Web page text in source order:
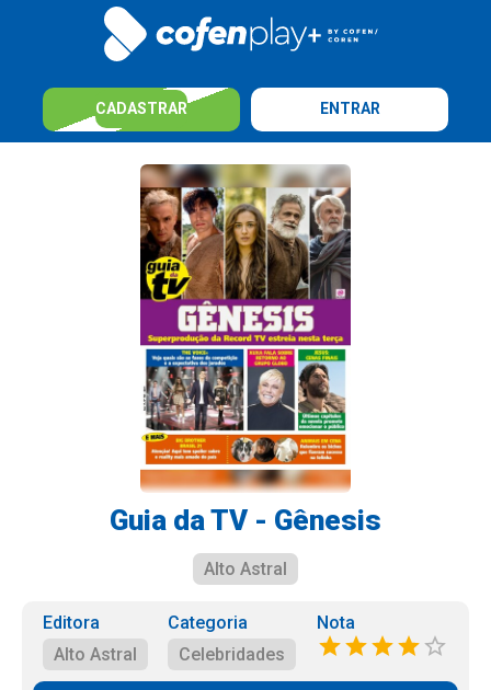
CADASTRAR ENTRAR
Guia da TV - Gênesis
Alto Astral
Editora
Alto Astral
Categoria
Celebridades
Nota